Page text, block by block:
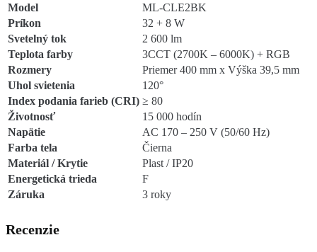
Model
ML-CLE2BK
Príkon
32 + 8 W
Svetelný tok
2 600 lm
Teplota farby
3CCT (2700K – 6000K) + RGB
Rozmery
Priemer 400 mm x Výška 39,5 mm
Uhol svietenia
120°
Index podania farieb (CRI) ≥ 80
Životnosť
15 000 hodín
Napätie
AC 170 – 250 V (50/60 Hz)
Farba tela
Čierna
Materiál / Krytie
Plast / IP20
Energetická trieda
F
Záruka
3 roky
Recenzie